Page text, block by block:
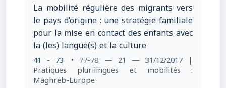
La mobilité régulière des migrants vers
le pays d’origine : une stratégie familiale
pour la mise en contact des enfants avec
la (les) langue(s) et la culture
41 - 73 • 77-78 — 21 — 31/12/2017 |
Pratiques plurilingues et mobilités :
Maghreb-Europe